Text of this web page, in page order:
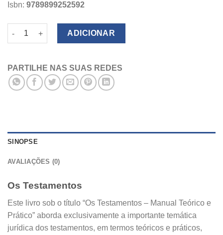
Isbn: 9789899252592
Quantidade de Os Testamentos
ADICIONAR
PARTILHE NAS SUAS REDES
SINOPSE
AVALIAÇÕES (0)
Os Testamentos
Este livro sob o título “Os Testamentos – Manual Teórico e
Prático” aborda exclusivamente a importante temática
jurídica dos testamentos, em termos teóricos e práticos,